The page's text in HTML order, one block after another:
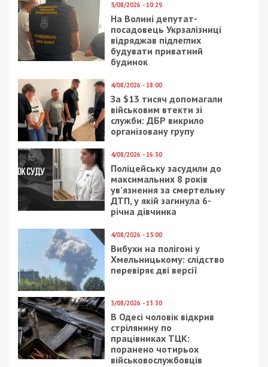
5/08/2026 - 10:29
На Волині депутат-
посадовець Укрзалізниці
відряджав підлеглих
будувати приватний
будинок
4/08/2026 - 18:00
За $13 тисяч допомагали
військовим втекти зі
служби: ДБР викрило
організовану групу
4/08/2026 - 16:30
Поліцейську засудили до
максимальних 8 років
ув’язнення за смертельну
ДТП, у якій загинула 6-
річна дівчинка
4/08/2026 - 15:00
Вибухи на полігоні у
Хмельницькому: слідство
перевіряє дві версії
3/08/2026 - 13:30
В Одесі чоловік відкрив
стрілянину по
працівниках ТЦК:
поранено чотирьох
військовослужбовців